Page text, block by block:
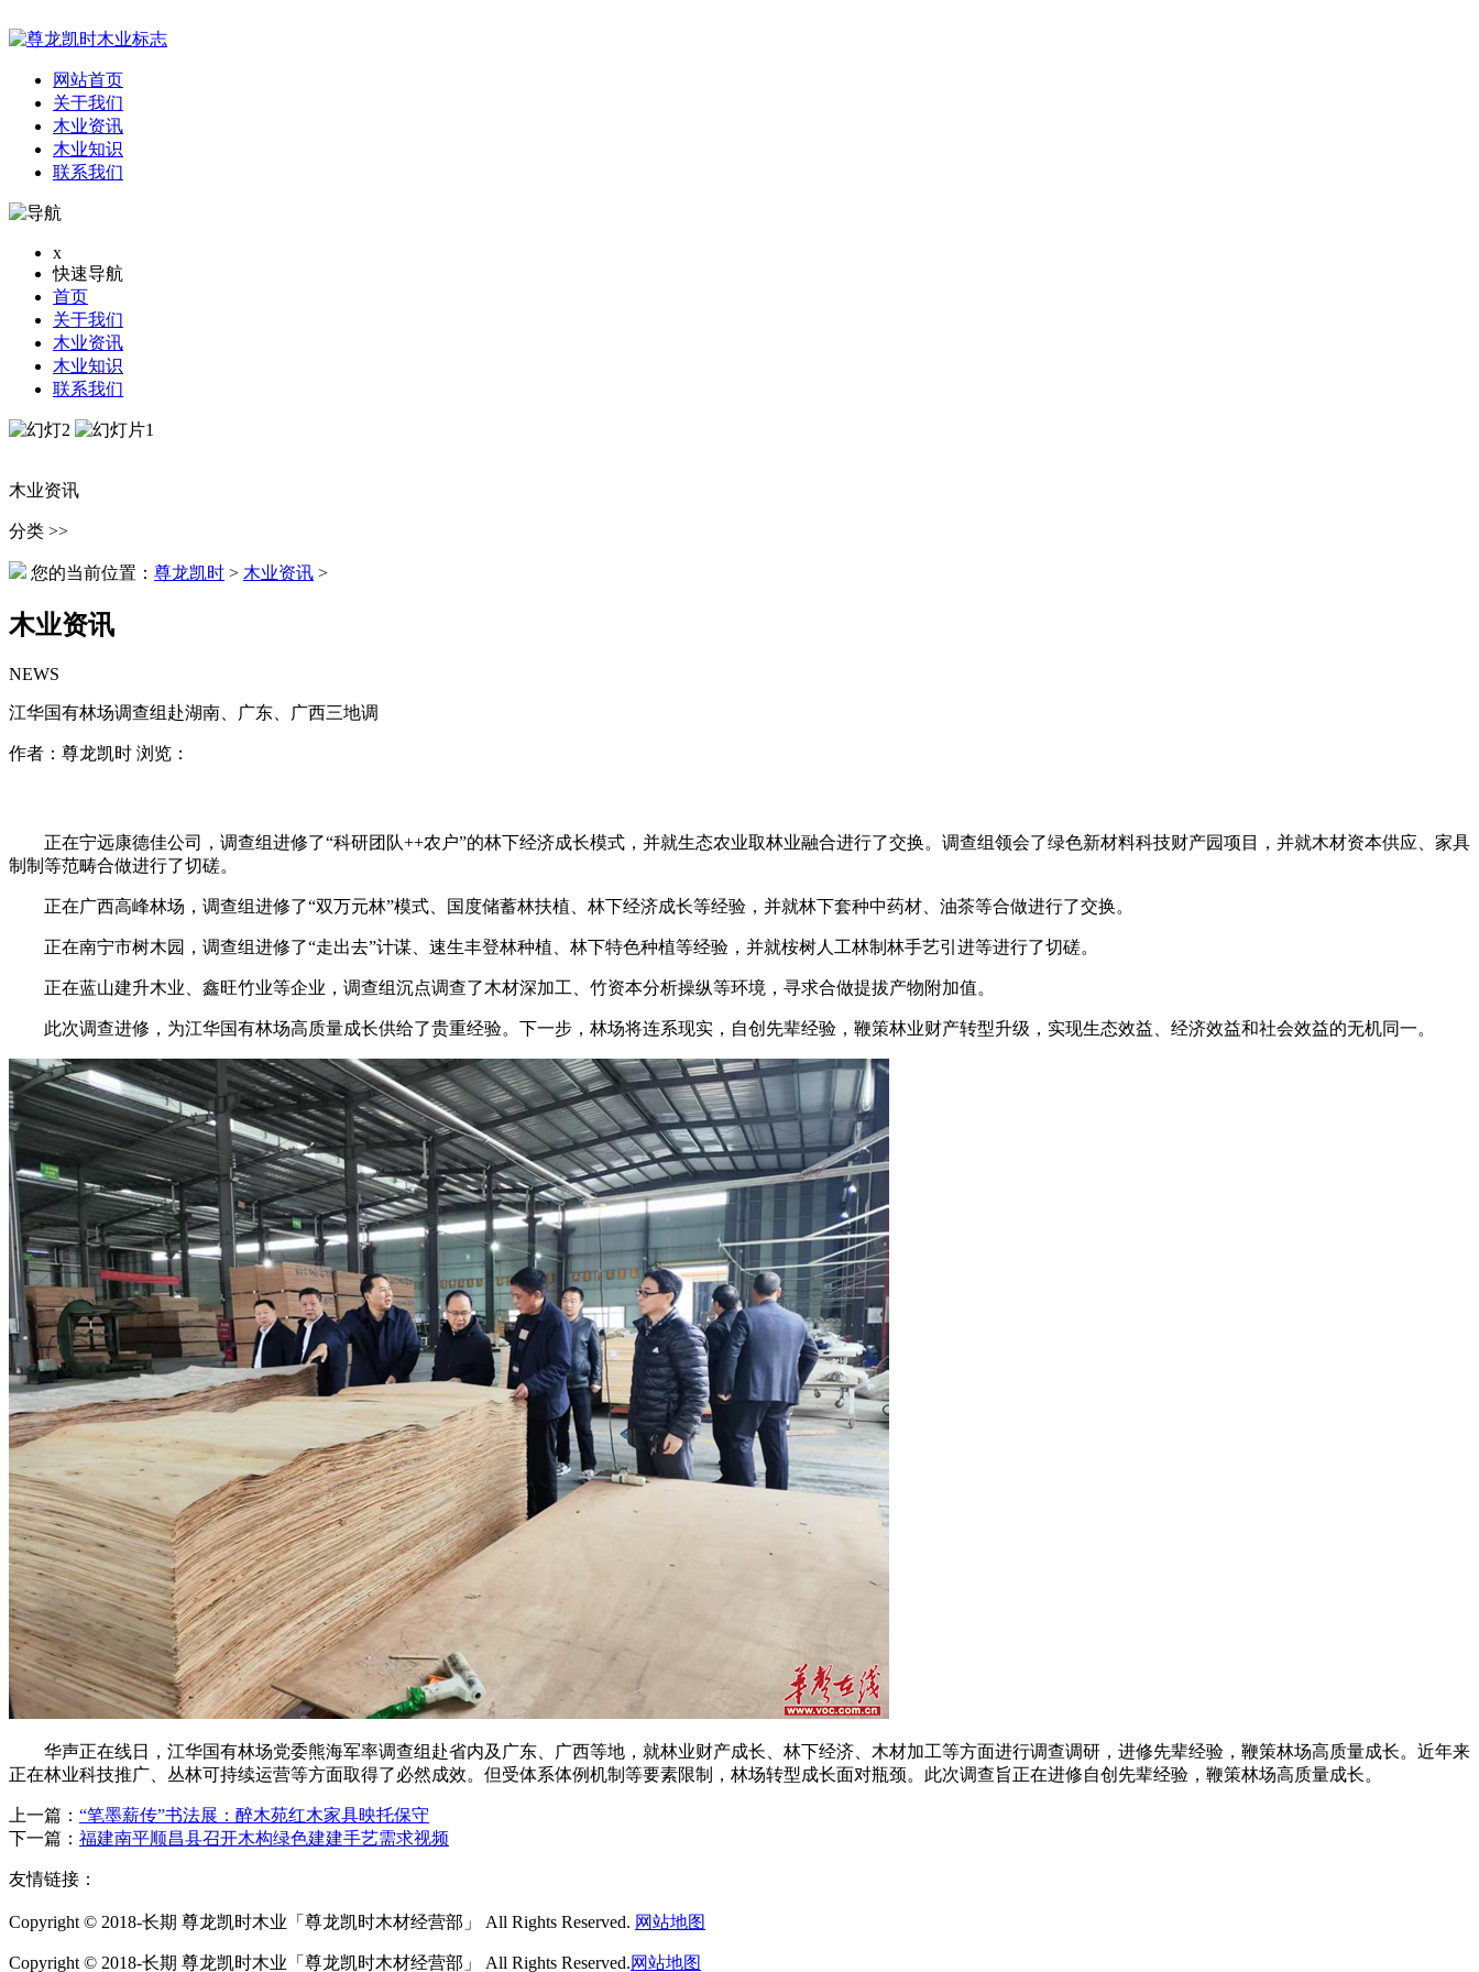
网站首页
关于我们
木业资讯
木业知识
联系我们
x
快速导航
首页
关于我们
木业资讯
木业知识
联系我们
木业资讯
分类 >>
您的当前位置： 尊龙凯时 > 木业资讯 >
木业资讯
NEWS
江华国有林场调查组赴湖南、广东、广西三地调
作者：尊龙凯时 浏览：
正在宁远康德佳公司，调查组进修了“科研团队++农户”的林下经济成长模式，并就生态农业取林业融合进行了交换。调查组领会了绿色新材料科技财产园项目，并就木材资本供应、家具
制制等范畴合做进行了切磋。
正在广西高峰林场，调查组进修了“双万元林”模式、国度储蓄林扶植、林下经济成长等经验，并就林下套种中药材、油茶等合做进行了交换。
正在南宁市树木园，调查组进修了“走出去”计谋、速生丰登林种植、林下特色种植等经验，并就桉树人工林制林手艺引进等进行了切磋。
正在蓝山建升木业、鑫旺竹业等企业，调查组沉点调查了木材深加工、竹资本分析操纵等环境，寻求合做提拔产物附加值。
此次调查进修，为江华国有林场高质量成长供给了贵重经验。下一步，林场将连系现实，自创先辈经验，鞭策林业财产转型升级，实现生态效益、经济效益和社会效益的无机同一。
华声正在线日，江华国有林场党委熊海军率调查组赴省内及广东、广西等地，就林业财产成长、林下经济、木材加工等方面进行调查调研，进修先辈经验，鞭策林场高质量成长。近年来
正在林业科技推广、丛林可持续运营等方面取得了必然成效。但受体系体例机制等要素限制，林场转型成长面对瓶颈。此次调查旨正在进修自创先辈经验，鞭策林场高质量成长。
上一篇： “笔墨薪传”书法展：醉木苑红木家具映托保守
下一篇： 福建南平顺昌县召开木构绿色建建手艺需求视频
友情链接：
Copyright © 2018-长期 尊龙凯时木业「尊龙凯时木材经营部」 All Rights Reserved. 网站地图
Copyright © 2018-长期 尊龙凯时木业「尊龙凯时木材经营部」 All Rights Reserved.网站地图